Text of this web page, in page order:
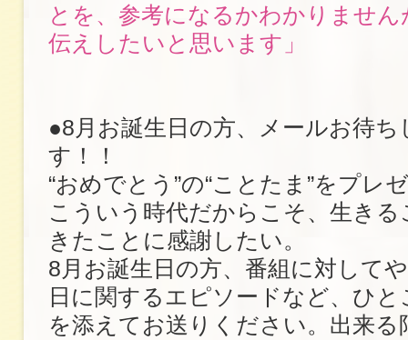
とを、参考になるかわかりませ
伝えしたいと思います」
●8月お誕生日の方、メールお待ち
す！！
“おめでとう”の“ことたま”をプレ
こういう時代だからこそ、生き
きたことに感謝したい。
8月お誕生日の方、番組に対して
日に関するエピソードなど、ひ
を添えてお送りください。出来る